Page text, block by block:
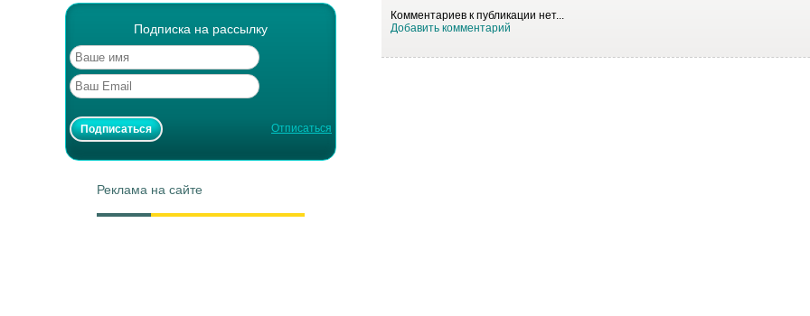
Подписка на рассылку
Отписаться
Реклама на сайте
Комментариев к публикации нет...
Добавить комментарий